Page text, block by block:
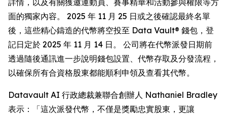
詳情，以及有關獲邀運動員、賽事精華和活動參與權限等方
面的獨家內容。 2025 年 11 月 25 日或之後確認最終名單
後，這些精心鑄造的代幣將空投至 Data Vault® 錢包，登
記日定於 2025 年 11 月 14 日。 公司將在代幣派發日期前
透過隨後通訊進一步說明錢包設置、代幣存取及分發流程，
以確保所有合資格股東都能順利申領及查看其代幣。
Datavault AI 行政總裁兼聯合創辦人 Nathaniel Bradley
表示：「這次派發代幣，不僅是獎勵忠實股東，更讓